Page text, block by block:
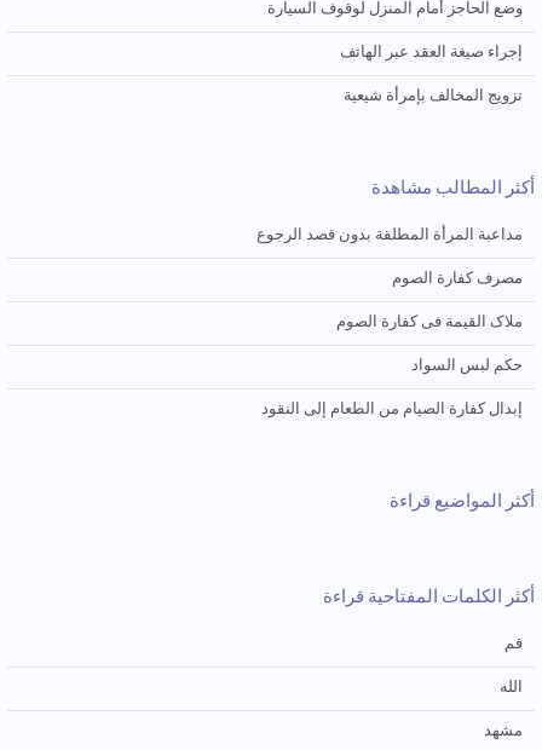
وضع الحاجز أمام المنزل لوقوف السیارة
إجراء صیغة العقد عبر الهاتف
تزویج المخالف بإمرأة شیعیة
أكثر المطالب مشاهدة
مداعبة المرأة المطلقة بدون قصد الرجوع
مصرف کفارة الصوم
ملاک القیمة فی کفارة الصوم
حکم لبس السواد
إبدال کفارة الصیام من الطعام إلی النقود
أكثر المواضيع قراءة
أكثر الكلمات المفتاحية قراءة
قم
الله
مشهد